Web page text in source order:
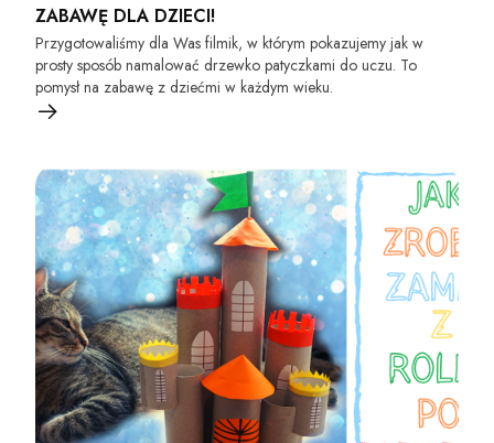
ZABAWĘ DLA DZIECI!
Przygotowaliśmy dla Was filmik, w którym pokazujemy jak w
prosty sposób namalować drzewko patyczkami do uczu. To
pomysł na zabawę z dziećmi w każdym wieku.